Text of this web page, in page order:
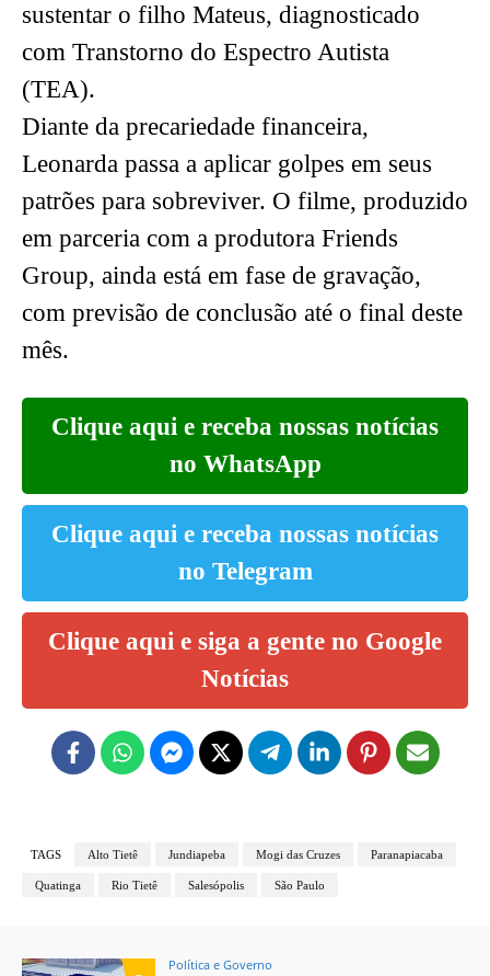
sustentar o filho Mateus, diagnosticado
com Transtorno do Espectro Autista
(TEA).
Diante da precariedade financeira,
Leonarda passa a aplicar golpes em seus
patrões para sobreviver. O filme, produzido
em parceria com a produtora Friends
Group, ainda está em fase de gravação,
com previsão de conclusão até o final deste
mês.
Clique aqui e receba nossas notícias
no WhatsApp
Clique aqui e receba nossas notícias
no Telegram
Clique aqui e siga a gente no Google
Notícias
TAGS Alto Tietê Jundiapeba Mogi das Cruzes Paranapiacaba
Quatinga Rio Tietê Salesópolis São Paulo
Política e Governo